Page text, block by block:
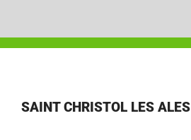
SAINT CHRISTOL LES ALES